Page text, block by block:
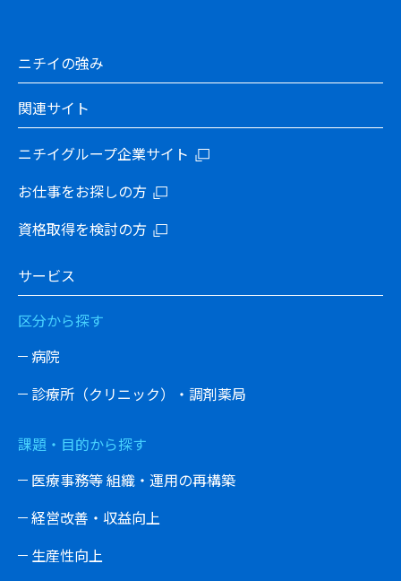
ニチイの強み
関連サイト
ニチイグループ企業サイト
お仕事をお探しの方
資格取得を検討の方
サービス
区分から探す
病院
診療所（クリニック）・調剤薬局
課題・目的から探す
医療事務等 組織・運用の再構築
経営改善・収益向上
生産性向上